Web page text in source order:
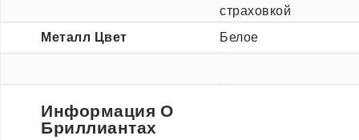
страховкой
Металл Цвет
Белое
Информация О
Бриллиантах